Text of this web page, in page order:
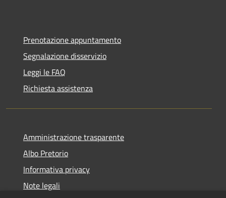
Prenotazione appuntamento
Segnalazione disservizio
Leggi le FAQ
Richiesta assistenza
Amministrazione trasparente
Albo Pretorio
Informativa privacy
Note legali